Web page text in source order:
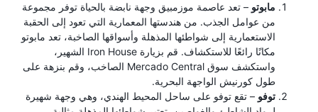
مابوتو – تعد عاصمة موزمبيق وجهة نابضة بالحياة توفر مجموعة
من عوامل الجذب. من هندستها المعمارية التي تعود إلى الحقبة
الاستعمارية إلى شواطئها المذهلة وأسواقها الصاخبة، تعد مابوتو
مكانًا رائعًا للاستكشاف. قم بزيارة Iron House الشهير،
واستكشف سوق Mercado Central الصاخب، وقم بنزهة على
طول كورنيش الواجهة البحرية.
توفو – تقع توفو على ساحل المحيط الهندي، وهي وجهة شهيرة